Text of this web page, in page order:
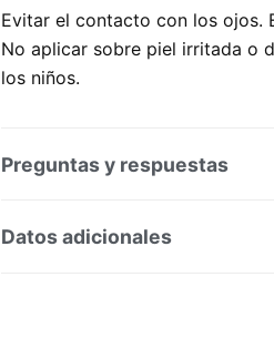
Evitar el contacto con los ojos.
No aplicar sobre piel irritada o
los niños.
Preguntas y respuestas
Preguntas y respuestas
Datos adicionales